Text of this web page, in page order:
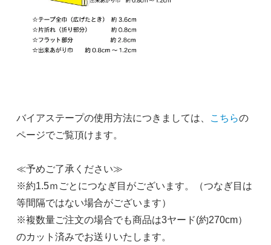
バイアステープの使用方法につきましては、 こちらの
ページでご覧頂けます。
≪予めご了承ください≫
※約1.5ｍごとにつなぎ目がございます。（つなぎ目は
等間隔ではない場合がございます）
※複数量ご注文の場合でも商品は3ヤード(約270cm）
のカット済みでお送りいたします。